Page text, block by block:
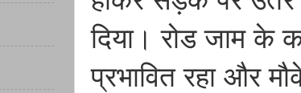
दिया। रोड जाम
प्रभावित रहा और